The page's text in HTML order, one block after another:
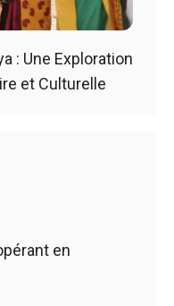
: Une Exploration
et Culturelle
en